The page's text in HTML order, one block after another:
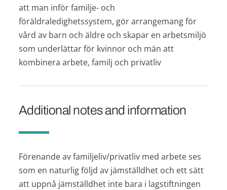
att man inför familje- och
föräldraledighetssystem, gör arrangemang för
vård av barn och äldre och skapar en arbetsmiljö
som underlättar för kvinnor och män att
kombinera arbete, familj och privatliv
Additional notes and information
Förenande av familjeliv/privatliv med arbete ses
som en naturlig följd av jämställdhet och ett sätt
att uppnå jämställdhet inte bara i lagstiftningen